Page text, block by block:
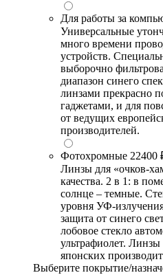
Для работы за
Универсальные
много времени
устройств.
выборочно
диапазон синего
линзами прекрасно
гаджетами, и для
от ведущих
производителей.
Фотохромные 22400
Линзы для «очков-
качества. 2 в 1: в
солнце – темные.
уровня УФ-
защита от синего
лобовое стекло
ультрафиолет.
японских
Выберите покрытие/